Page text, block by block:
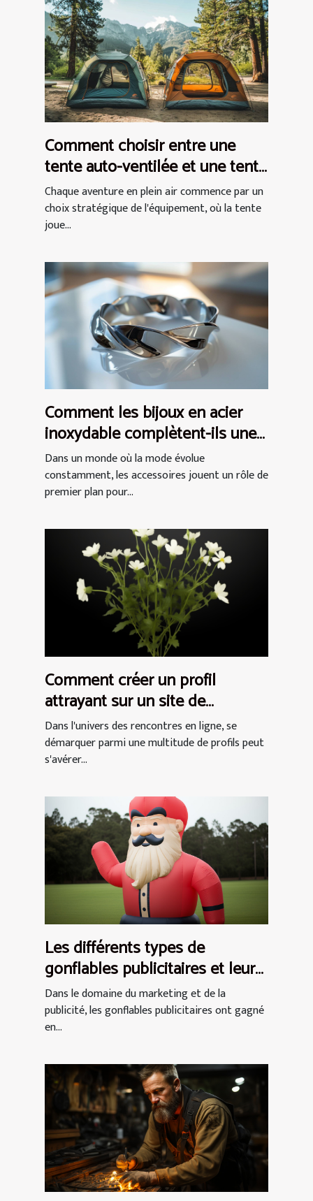
Comment choisir entre une
tente auto-ventilée et une tente
à air captif
Chaque aventure en plein air commence par un
choix stratégique de l'équipement, où la tente
joue...
Comment les bijoux en acier
inoxydable complètent-ils une
tenue ?
Dans un monde où la mode évolue
constamment, les accessoires jouent un rôle de
premier plan pour...
Comment créer un profil
attrayant sur un site de
rencontres pour femmes
Dans l'univers des rencontres en ligne, se
démarquer parmi une multitude de profils peut
s'avérer...
Les différents types de
gonflables publicitaires et leurs
utilisations
Dans le domaine du marketing et de la
publicité, les gonflables publicitaires ont gagné
en...